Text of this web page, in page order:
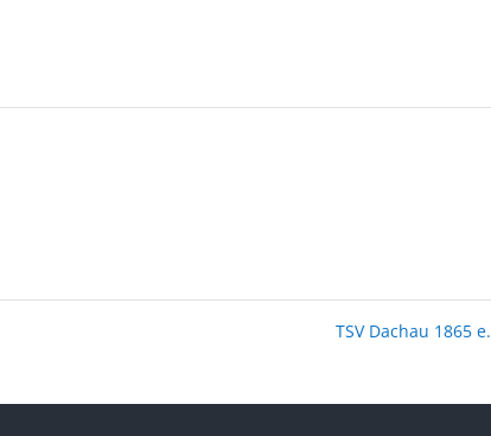
TSV Dachau 1865